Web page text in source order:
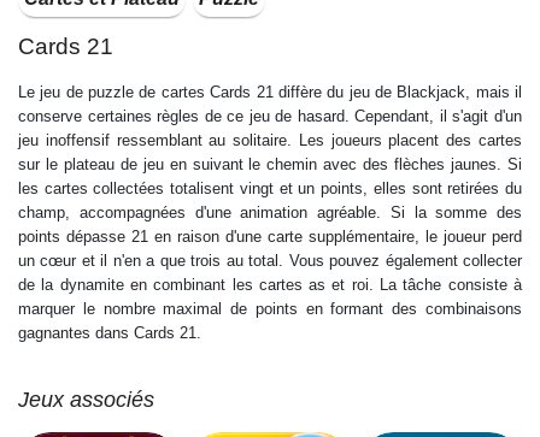
Cards 21
Le jeu de puzzle de cartes Cards 21 diffère du jeu de Blackjack, mais il
conserve certaines règles de ce jeu de hasard. Cependant, il s'agit d'un
jeu inoffensif ressemblant au solitaire. Les joueurs placent des cartes
sur le plateau de jeu en suivant le chemin avec des flèches jaunes. Si
les cartes collectées totalisent vingt et un points, elles sont retirées du
champ, accompagnées d'une animation agréable. Si la somme des
points dépasse 21 en raison d'une carte supplémentaire, le joueur perd
un cœur et il n'en a que trois au total. Vous pouvez également collecter
de la dynamite en combinant les cartes as et roi. La tâche consiste à
marquer le nombre maximal de points en formant des combinaisons
gagnantes dans Cards 21.
Jeux associés